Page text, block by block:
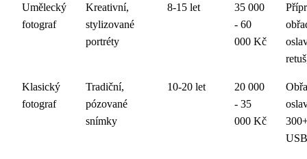
Umělecký
fotograf
Kreativní,
stylizované
portréty
8-15 let
35 000
- 60
000 Kč
Klasický
fotograf
Tradiční,
pózované
snímky
10-20 let
20 000
- 35
000 Kč
USB